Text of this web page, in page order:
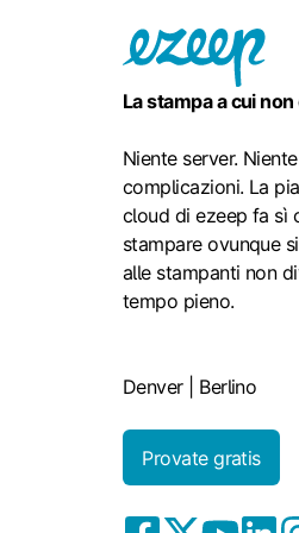
La stampa a cui
Niente server.
complicazioni. La
cloud di ezeep fa sì
stampare ovunque
alle stampanti non
tempo pieno.
Denver | Berlino
Provate gratis